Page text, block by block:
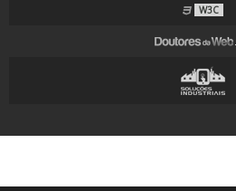
Embaladora Flow Pack - Standard
Embaladora Flow Pack com Alimentação
Embaladora Flow Pack para Guardanapos
Embaladora para Arame, Mangueiras e
W3C